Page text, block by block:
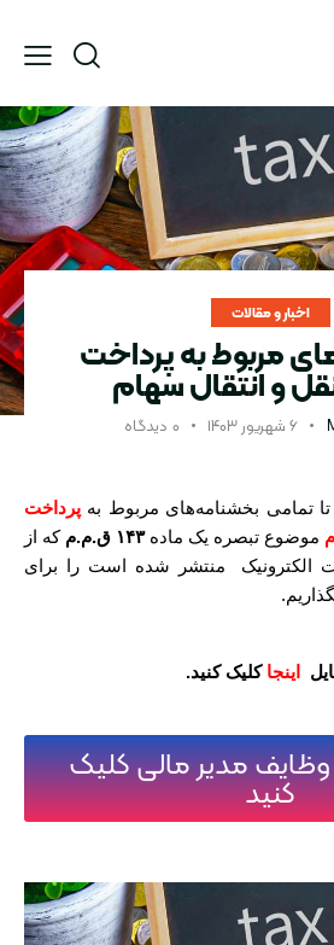
اخبار و مقالات
مربوط به پرداخت
و انتقال سهام
۶ شهریور ۱۴۰۳ ۰ دیدگاه
تمامی بخشنامه‌های مربوط به پرداخت
موضوع تبصره یک ماده۱۴۳ ق.م.م
که از
الکترونیک منتشر شده است را برای
اینجاکلیک کنید.
وظایف مدیر مالی کلیک
کنید